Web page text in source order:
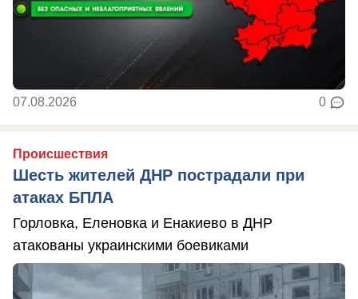
07.08.2026 0
Происшествия
Шесть жителей ДНР пострадали при
атаках БПЛА
Горловка, Еленовка и Енакиево в ДНР
атакованы украинскими боевиками